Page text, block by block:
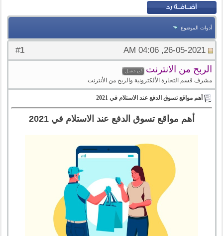
أدوات الموضوع
#
1 26-05-2021, 04:06 AM
الربح من الانترنت
مشرف قسم التجارة الألكترونية والربح من الأنترنت
أهم مواقع تسوق الدفع عند الاستلام في 2021
أهم مواقع تسوق الدفع عند الاستلام في 2021